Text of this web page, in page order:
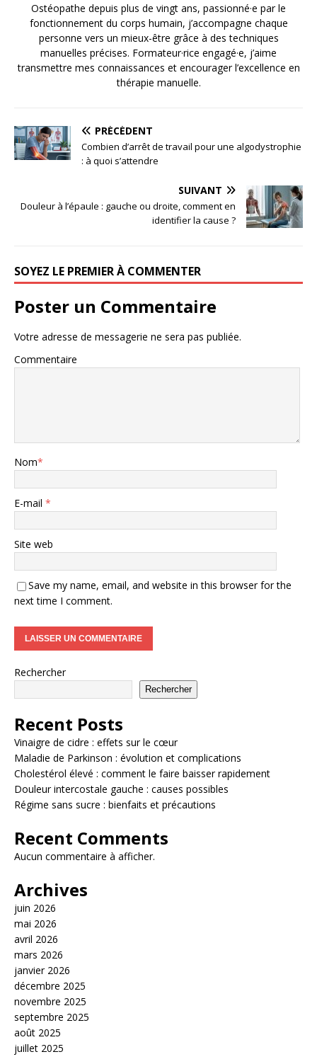
Ostéopathe depuis plus de vingt ans, passionné·e par le
fonctionnement du corps humain, j’accompagne chaque
personne vers un mieux-être grâce à des techniques
manuelles précises. Formateur·rice engagé·e, j’aime
transmettre mes connaissances et encourager l’excellence en
thérapie manuelle.
PRÉCÉDENT
Combien d’arrêt de travail pour une algodystrophie
: à quoi s’attendre
SUIVANT
Douleur à l’épaule : gauche ou droite, comment en
identifier la cause ?
SOYEZ LE PREMIER À COMMENTER
Poster un Commentaire
Votre adresse de messagerie ne sera pas publiée.
Commentaire
Nom*
E-mail *
Site web
Save my name, email, and website in this browser for the
next time I comment.
Rechercher
Rechercher
Recent Posts
Vinaigre de cidre : effets sur le cœur
Maladie de Parkinson : évolution et complications
Cholestérol élevé : comment le faire baisser rapidement
Douleur intercostale gauche : causes possibles
Régime sans sucre : bienfaits et précautions
Recent Comments
Aucun commentaire à afficher.
Archives
juin 2026
mai 2026
avril 2026
mars 2026
janvier 2026
décembre 2025
novembre 2025
septembre 2025
août 2025
juillet 2025